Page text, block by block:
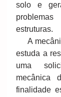
solo e
estruturas.
estuda a
uma
mecânica
finalidade